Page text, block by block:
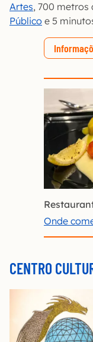
Artes, 700 metros
Público e 5
Onde
CENTRO